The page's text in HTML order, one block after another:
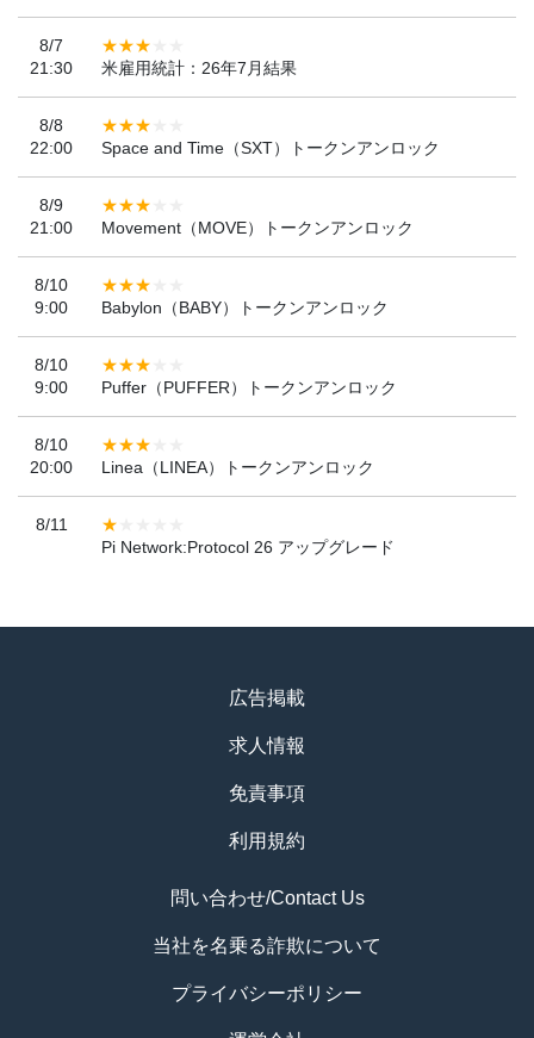
8/7
21:30
米雇用統計：26年7月結果
8/8
22:00
Space and Time（SXT）トークンアンロック
8/9
21:00
Movement（MOVE）トークンアンロック
8/10
9:00
Babylon（BABY）トークンアンロック
8/10
9:00
Puffer（PUFFER）トークンアンロック
8/10
20:00
Linea（LINEA）トークンアンロック
8/11
Pi Network:Protocol 26 アップグレード
広告掲載
求人情報
免責事項
利用規約
問い合わせ/Contact Us
当社を名乗る詐欺について
プライバシーポリシー